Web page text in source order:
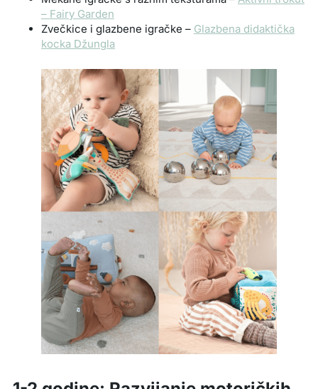
– Fairy Garden
Zvečkice i glazbene igračke – Glazbena didaktička
kocka Džungla